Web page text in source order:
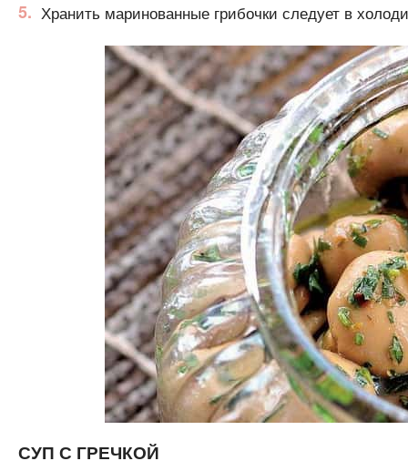
Хранить маринованные грибочки следует в
СУП С ГРЕЧКОЙ